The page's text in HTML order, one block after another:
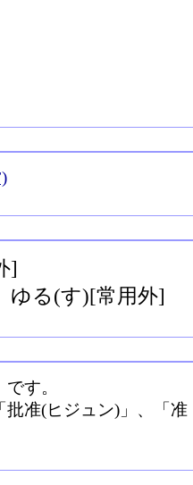
]
ゆる(す)[常用外]
す。
批准(ヒジュン)」、「准